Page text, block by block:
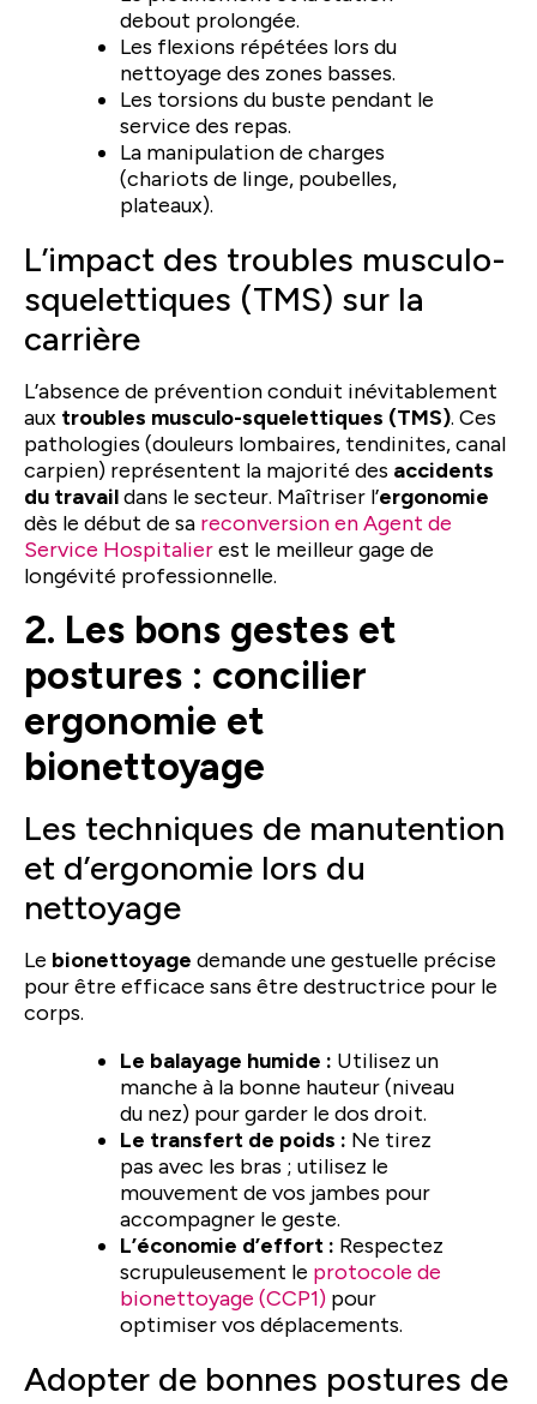
debout prolongée.
Les flexions répétées lors du
nettoyage des zones basses.
Les torsions du buste pendant le
service des repas.
La manipulation de charges
(chariots de linge, poubelles,
plateaux).
L’impact des troubles musculo-
squelettiques (TMS) sur la
carrière
L’absence de prévention conduit inévitablement
aux troubles musculo-squelettiques (TMS). Ces
pathologies (douleurs lombaires, tendinites, canal
carpien) représentent la majorité des accidents
du travaildans le secteur. Maîtriser l’ergonomie
dès le début de sa reconversion en Agent de
Service Hospitalierest le meilleur gage de
longévité professionnelle.
2. Les bons gestes et
postures : concilier
ergonomie et
bionettoyage
Les techniques de manutention
et d’ergonomie lors du
nettoyage
Le bionettoyage demande une gestuelle précise
pour être efficace sans être destructrice pour le
corps.
Le balayage humide : Utilisez un
manche à la bonne hauteur (niveau
du nez) pour garder le dos droit.
Le transfert de poids : Ne tirez
pas avec les bras ; utilisez le
mouvement de vos jambes pour
accompagner le geste.
L’économie d’effort : Respectez
scrupuleusement le protocole de
bionettoyage (CCP1) pour
optimiser vos déplacements.
Adopter de bonnes postures de